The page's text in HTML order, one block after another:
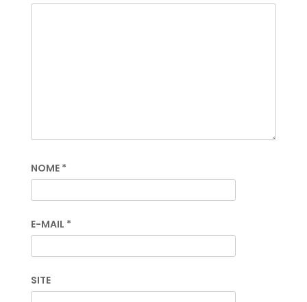
NOME *
E-MAIL *
SITE